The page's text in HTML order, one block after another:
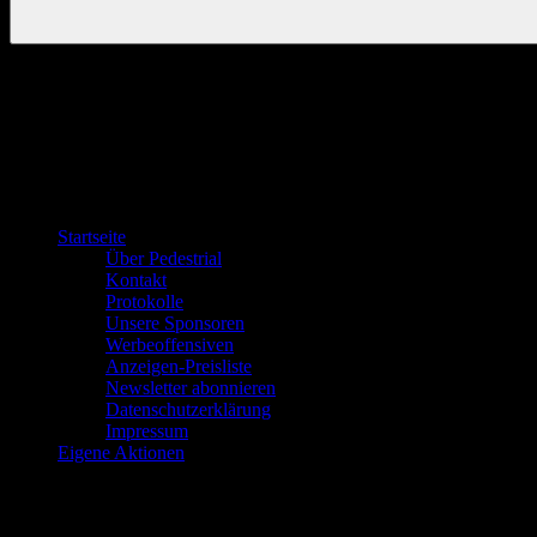
Startseite
Über Pedestrial
Kontakt
Protokolle
Unsere Sponsoren
Werbeoffensiven
Anzeigen-Preisliste
Newsletter abonnieren
Datenschutzerklärung
Impressum
Eigene Aktionen